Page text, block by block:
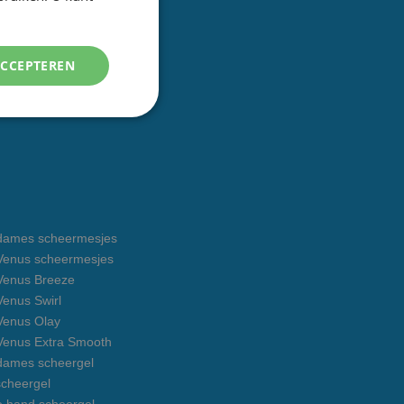
scheermesjes
scheermesjes
Breeze
Swirl
Olay
Extra Smooth
scheergel